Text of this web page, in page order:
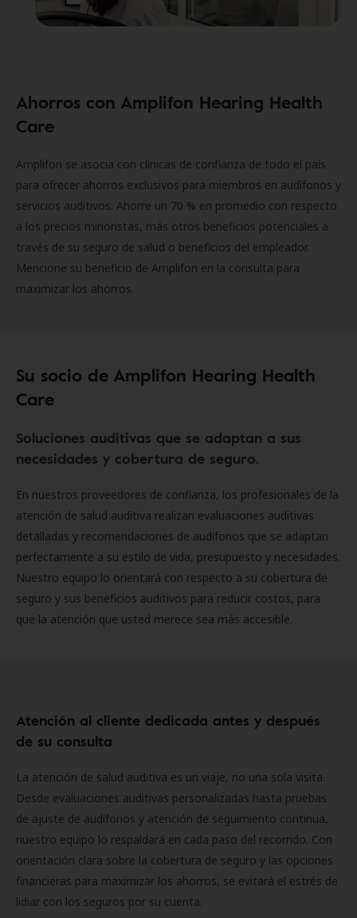
Ahorros con Amplifon Hearing Health
Care
Amplifon se asocia con clínicas de confianza de todo el país
para ofrecer ahorros exclusivos para miembros en audífonos y
servicios auditivos. Ahorre un 70 % en promedio con respecto
a los precios minoristas, más otros beneficios potenciales a
través de su seguro de salud o beneficios del empleador.
Mencione su beneficio de Amplifon en la consulta para
maximizar los ahorros.
Su socio de Amplifon Hearing Health
Care
Soluciones auditivas que se adaptan a sus
necesidades y cobertura de seguro.
En nuestros proveedores de confianza, los profesionales de la
atención de salud auditiva realizan evaluaciones auditivas
detalladas y recomendaciones de audífonos que se adaptan
perfectamente a su estilo de vida, presupuesto y necesidades.
Nuestro equipo lo orientará con respecto a su cobertura de
seguro y sus beneficios auditivos para reducir costos, para
que la atención que usted merece sea más accesible.
Atención al cliente dedicada antes y después
de su consulta
La atención de salud auditiva es un viaje, no una sola visita.
Desde evaluaciones auditivas personalizadas hasta pruebas
de ajuste de audífonos y atención de seguimiento continua,
nuestro equipo lo respaldará en cada paso del recorrido. Con
orientación clara sobre la cobertura de seguro y las opciones
financieras para maximizar los ahorros, se evitará el estrés de
lidiar con los seguros por su cuenta.